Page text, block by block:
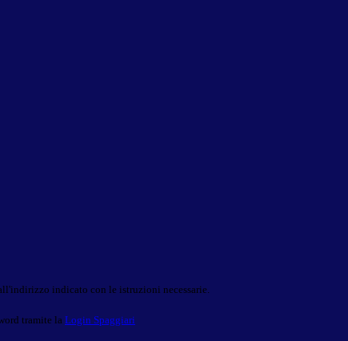
indicato con le istruzioni necessarie.
tramite la Login Spaggiari